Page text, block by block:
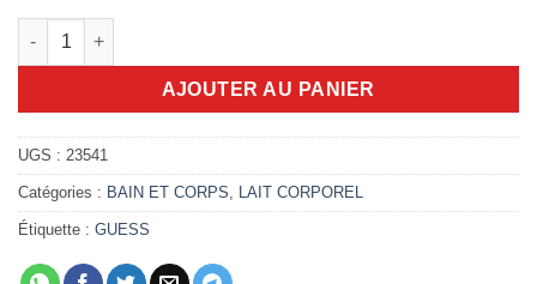
quantité de Brume Guess seductive 250ml
AJOUTER AU PANIER
UGS : 23541
Catégories : BAIN ET CORPS, LAIT CORPOREL
Étiquette : GUESS